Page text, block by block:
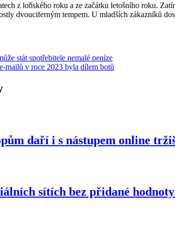
z loňského roku a ze začátku letošního roku.
dvouciferným tempem. U mladších zákazníků
stát spotřebitele nemalé peníze
mailů v roce 2023 byla dílem botů
daří i s nástupem online
sítích bez přidané